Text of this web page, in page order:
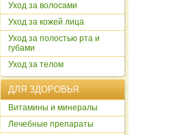
Уход за волосами
Уход за кожей лица
Уход за полостью рта и
губами
Уход за телом
ДЛЯ ЗДОРОВЬЯ
Витамины и минералы
Лечебные препараты